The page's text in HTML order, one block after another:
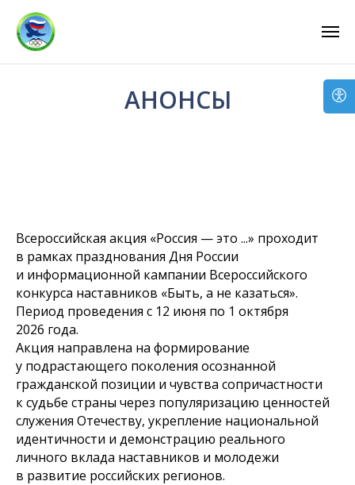
АНОНСЫ
Всероссийская акция «Россия — это ...» проходит
в рамках празднования Дня России
и информационной кампании Всероссийского
конкурса наставников «Быть, а не казаться».
Период проведения с 12 июня по 1 октября
2026 года.
Акция направлена на формирование
у подрастающего поколения осознанной
гражданской позиции и чувства сопричастности
к судьбе страны через популяризацию ценностей
служения Отечеству, укрепление национальной
идентичности и демонстрацию реального
личного вклада наставников и молодежи
в развитие российских регионов.